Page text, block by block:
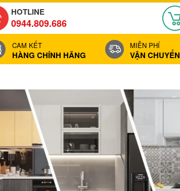
HOTLINE
0944.809.686
CAM KẾT
HÀNG CHÍNH HÃNG
MIỄN PHÍ
VẬN CHUYỂN